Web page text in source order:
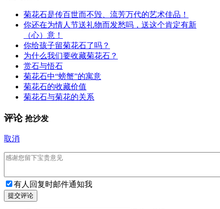
菊花石是传百世而不毁、流芳万代的艺术佳品！
你还在为情人节送礼物而发愁吗，送这个肯定有新
（心）意！
你给孩子留菊花石了吗？
为什么我们要收藏菊花石？
赏石与悟石
菊花石中“螃蟹”的寓意
菊花石的收藏价值
菊花石与菊花的关系
评论 抢沙发
取消
有人回复时邮件通知我
提交评论